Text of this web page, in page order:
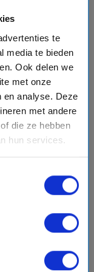
te
media te bieden
Ook delen we
met onze
en analyse. Deze
met andere
die ze hebben
hun services.
met de
starstar star